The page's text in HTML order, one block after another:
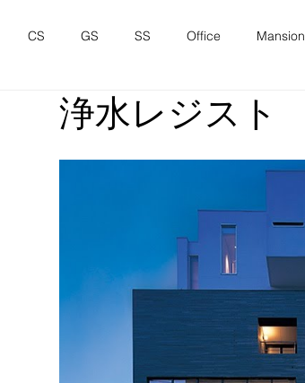
CS GS SS Office Mansion
浄水レジスト